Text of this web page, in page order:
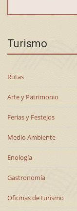
Turismo
Rutas
Arte y Patrimonio
Ferias y Festejos
Medio Ambiente
Enología
Gastronomía
Oficinas de turismo